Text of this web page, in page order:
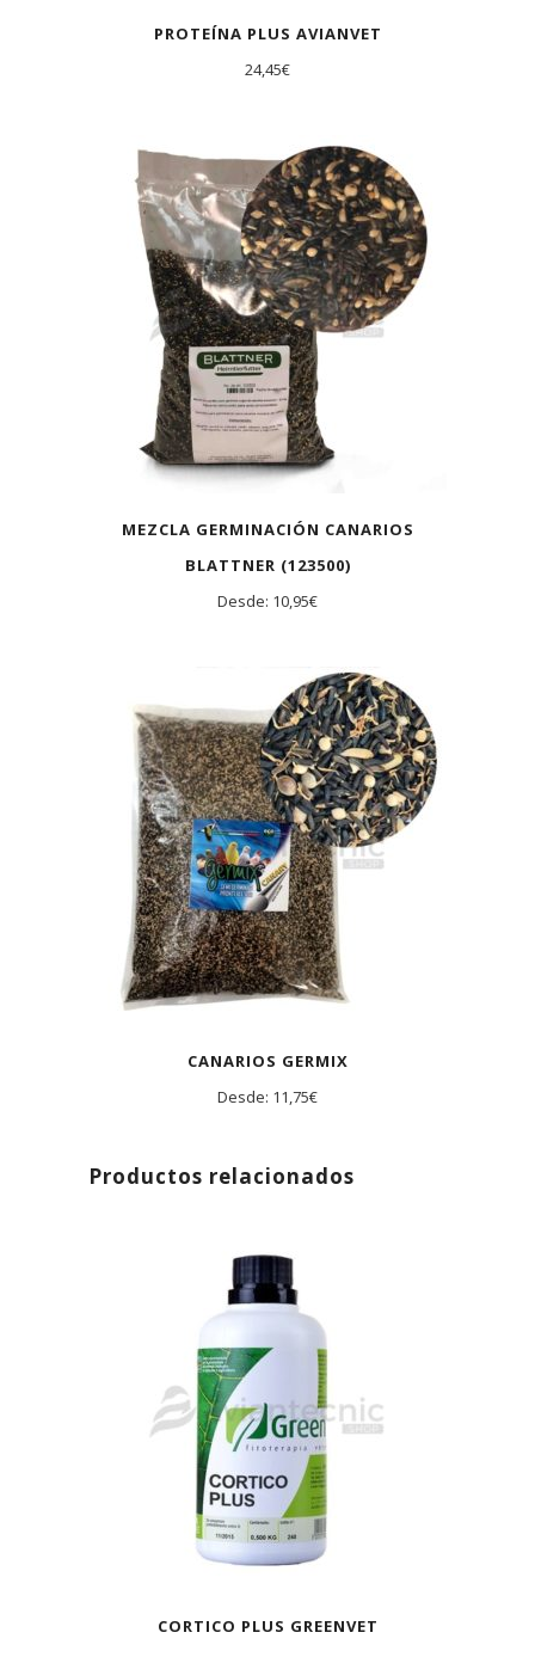
PROTEÍNA PLUS AVIANVET
24,45€
MEZCLA GERMINACIÓN CANARIOS
BLATTNER (123500)
Desde: 10,95€
CANARIOS GERMIX
Desde: 11,75€
Productos relacionados
CORTICO PLUS GREENVET